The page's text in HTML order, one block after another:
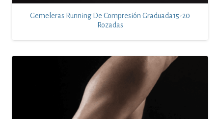
Gemeleras Running De Compresión Graduada15-20
Rozadas